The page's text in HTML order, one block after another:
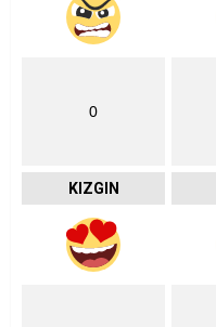
0
KIZGIN